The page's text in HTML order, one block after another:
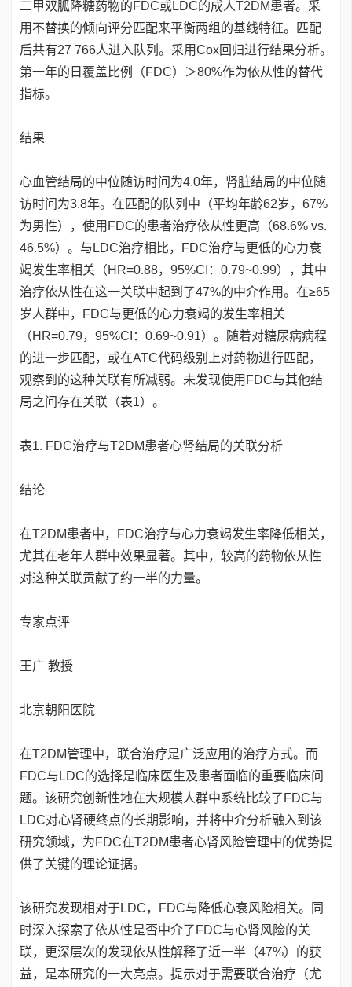
二甲双胍降糖药物的FDC或LDC的成人T2DM患者。采
用不替换的倾向评分匹配来平衡两组的基线特征。匹配
后共有27 766人进入队列。采用Cox回归进行结果分析。
第一年的日覆盖比例（FDC）＞80%作为依从性的替代
指标。
结果
心血管结局的中位随访时间为4.0年，肾脏结局的中位随
访时间为3.8年。在匹配的队列中（平均年龄62岁，67%
为男性），使用FDC的患者治疗依从性更高（68.6% vs.
46.5%）。与LDC治疗相比，FDC治疗与更低的心力衰
竭发生率相关（HR=0.88，95%CI：0.79~0.99），其中
治疗依从性在这一关联中起到了47%的中介作用。在≥65
岁人群中，FDC与更低的心力衰竭的发生率相关
（HR=0.79，95%CI：0.69~0.91）。随着对糖尿病病程
的进一步匹配，或在ATC代码级别上对药物进行匹配，
观察到的这种关联有所减弱。未发现使用FDC与其他结
局之间存在关联（表1）。
表1. FDC治疗与T2DM患者心肾结局的关联分析
结论
在T2DM患者中，FDC治疗与心力衰竭发生率降低相关，
尤其在老年人群中效果显著。其中，较高的药物依从性
对这种关联贡献了约一半的力量。
专家点评
王广 教授
北京朝阳医院
在T2DM管理中，联合治疗是广泛应用的治疗方式。而
FDC与LDC的选择是临床医生及患者面临的重要临床问
题。该研究创新性地在大规模人群中系统比较了FDC与
LDC对心肾硬终点的长期影响，并将中介分析融入到该
研究领域，为FDC在T2DM患者心肾风险管理中的优势提
供了关键的理论证据。
该研究发现相对于LDC，FDC与降低心衰风险相关。同
时深入探索了依从性是否中介了FDC与心肾风险的关
联，更深层次的发现依从性解释了近一半（47%）的获
益，是本研究的一大亮点。提示对于需要联合治疗（尤